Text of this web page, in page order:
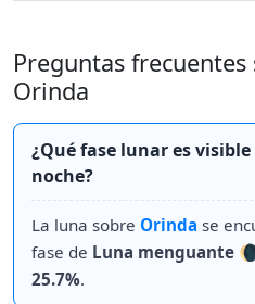
Preguntas
Orinda
¿Qué fase lunar es
noche?
La luna sobre Orinda se
fase de Luna menguante
25.7%.